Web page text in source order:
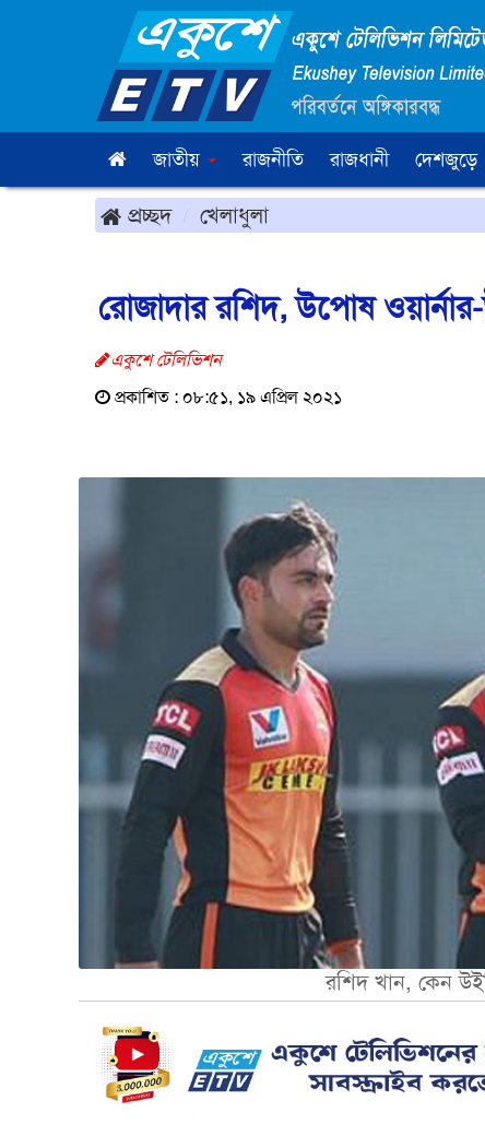
জাতীয় রাজনীতি রাজধানী দেশজুড়ে
প্রচ্ছদ খেলাধুলা
রোজাদার রশিদ, উপোষ
একুশে টেলিভিশন
প্রকাশিত : ০৮:৫১, ১৯ এপ্রিল ২০২১
রশিদ খান, কেন